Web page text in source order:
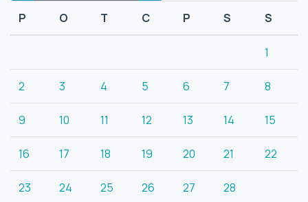
P O T C P S S
1
2 3 4 5 6 7 8
9 10 11 12 13 14 15
16 17 18 19 20 21 22
23 24 25 26 27 28